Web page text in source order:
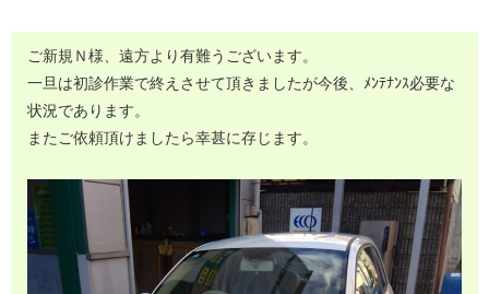
ご新規Ｎ様、遠方より有難うございます。
一旦は初診作業で終えさせて頂きましたが今後、ﾒﾝﾃﾅﾝｽ必要な
状況であります。
またご依頼頂けましたら幸甚に存じます。